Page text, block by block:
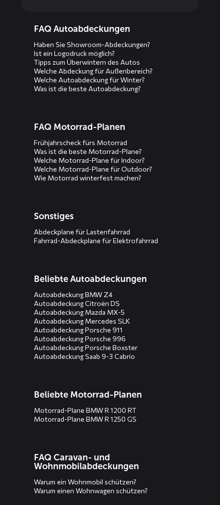
menusFAQ Autoabdeckungen
Haben Sie Showroom-Abdeckungen?
Ist ein Logodruck möglich?
Tipps zum Überwintern des Autos
Welche Abdeckung für Außenbereich?
Welche Autoabdeckung für Winter?
Was ist die beste Autoabdeckung?
FAQ Motorrad-Planen
Frühjahrscheck fürs Motorrad
Was ist die beste Motorrad-Plane?
Welche Motorrad-Plane für Indoor?
Welche Motorrad-Plane für Outdoor?
Wie Motorrad winterfest machen?
Sonstiges
Abdeckplane für Lastenfahrrad
Fahrrad-Abdeckplane für Elektrofahrrad
Beliebte Autoabdeckungen
Autoabdeckung BMW Z4
Autoabdeckung Citroën DS
Autoabdeckung Mazda MX-5
Autoabdeckung Mercedes SLK
Autoabdeckung Porsche 911
Autoabdeckung Porsche 996
Autoabdeckung Porsche Boxster
Autoabdeckung Saab 9-3 Cabrio
Beliebte Motorrad-Planen
Motorrad-Plane BMW R 1200 RT
Motorrad-Plane BMW R 1250 GS
FAQ Caravan- und
Wohnmobilabdeckungen
Warum ein Wohnmobil schützen?
Warum einen Wohnwagen schützen?